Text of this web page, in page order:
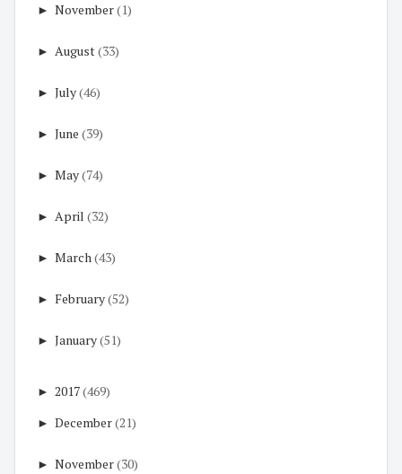
► November(1)
► August(33)
► July(46)
► June (39)
► May(74)
► April (32)
► March(43)
► February(52)
► January(51)
► 2017(469)
► December(21)
► November(30)